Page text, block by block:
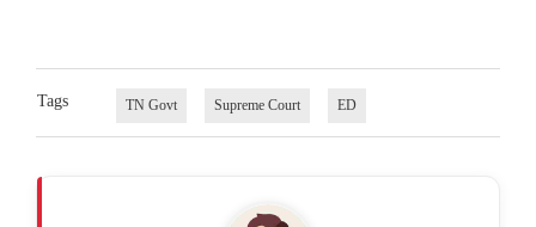
Tags TN Govt Supreme Court ED